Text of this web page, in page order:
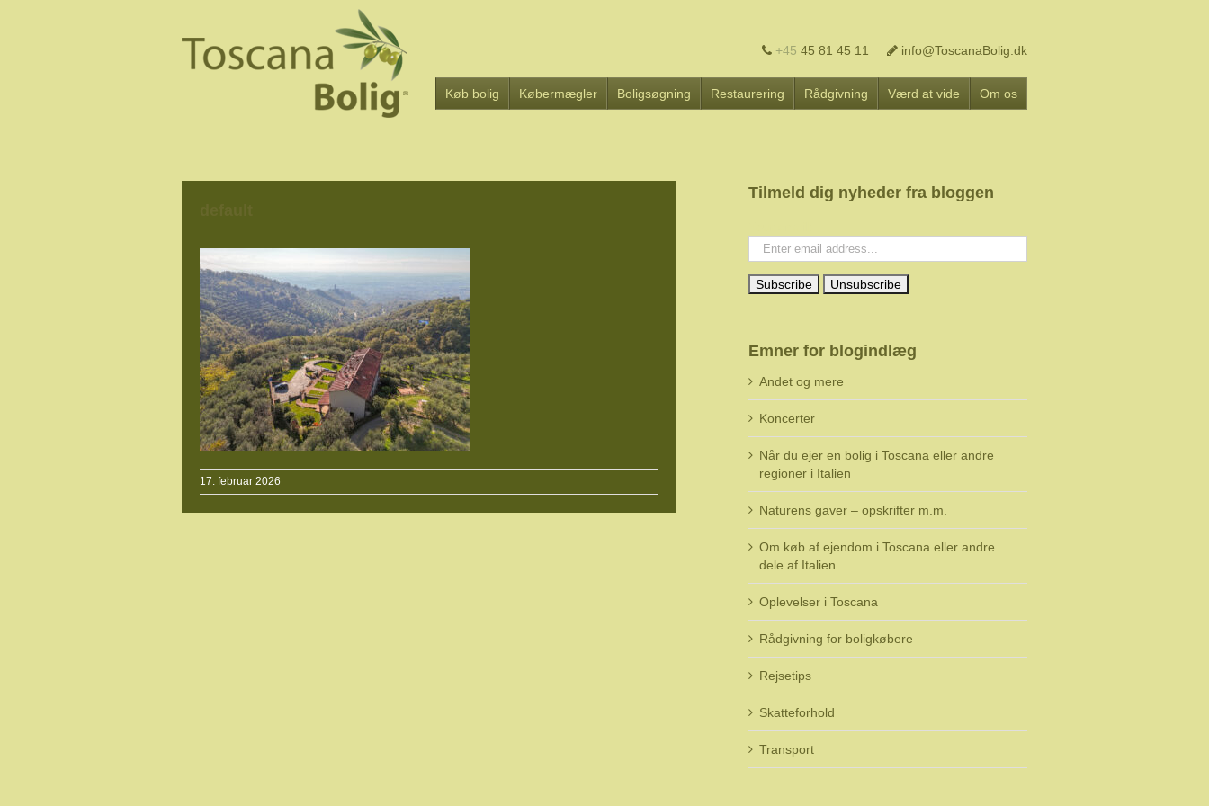
+45 45 81 45 11 info@ToscanaBolig.dk
Køb bolig Købermægler Boligsøgning Restaurering Rådgivning Værd at vide Om os
17. februar 2026
Tilmeld dig nyheder fra bloggen
Emner for blogindlæg
Andet og mere
Koncerter
Når du ejer en bolig i Toscana eller andre
regioner i Italien
Naturens gaver – opskrifter m.m.
Om køb af ejendom i Toscana eller andre
dele af Italien
Oplevelser i Toscana
Rådgivning for boligkøbere
Rejsetips
Skatteforhold
Transport